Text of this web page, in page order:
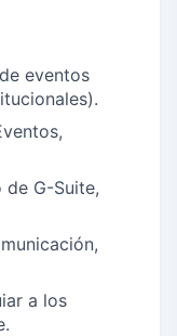
eventos
de G-Suite,
a los